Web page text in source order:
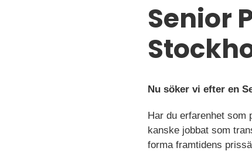
Senior
Nu söker vi efter en
Har du erfarenhet som
kanske jobbat som
forma framtidens